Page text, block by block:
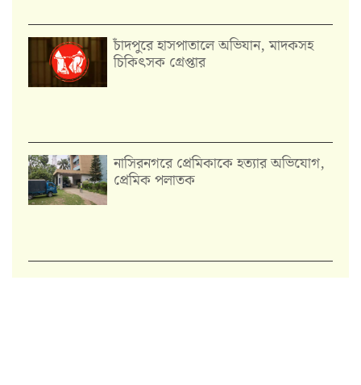
চাঁদপুরে হাসপাতালে অভিযান, মাদকসহ
চিকিৎসক গ্রেপ্তার
নাসিরনগরে প্রেমিকাকে হত্যার অভিযোগ,
প্রেমিক পলাতক